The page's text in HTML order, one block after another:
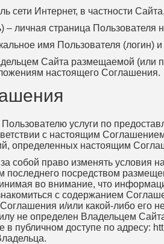
сети Интернет, в частности
личная страница Пользователя
имя Пользователя (логин)
Сайта размещаемой
настоящего Соглашения.
услуги по
с настоящим
определенных настоящим
собой право изменять условия
последнего посредством
во внимание, что
с содержанием
и/или какой-либо его
не определен Владельцем
в публичном доступе по адресу: